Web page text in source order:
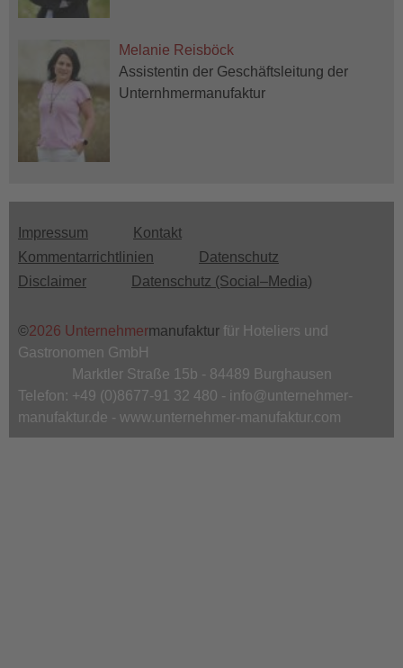
Melanie Reisböck
Assistentin der Geschäftsleitung der
Unternhmermanufaktur
Menu
footer
Impressum
Kontakt
Kommentarrichtlinien
Datenschutz
Disclaimer
Datenschutz (Social–Media)
©2026 Unternehmermanufaktur für Hoteliers und
Gastronomen GmbH
Marktler Straße 15b - 84489 Burghausen
Telefon: +49 (0)8677-91 32 480 - info@unternehmer-
manufaktur.de - www.unternehmer-manufaktur.com